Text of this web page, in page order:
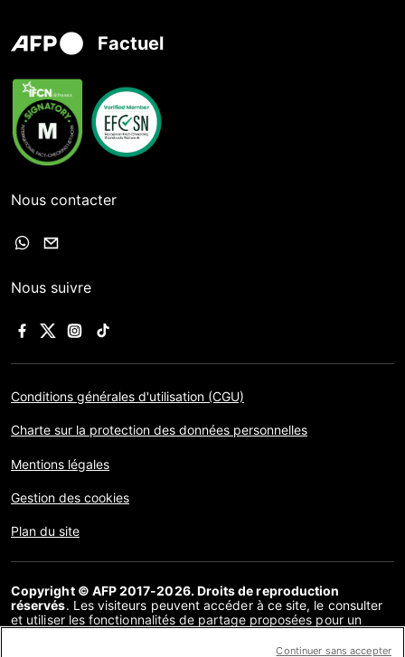
Factuel
Nous contacter
Nous suivre
Conditions générales d'utilisation (CGU)
Charte sur la protection des données personnelles
Mentions légales
Gestion des cookies
Plan du site
Copyright © AFP 2017-2026. Droits de reproduction
réservés. Les visiteurs peuvent accéder à ce site, le consulter
et utiliser les fonctionnalités de partage proposées pour un
communication au public, distribution de tout ou partie du
Continuer sans accepter